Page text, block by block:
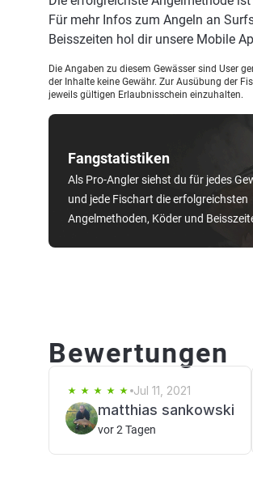
Fangstatistiken
Als Pro-Angler siehst du für jedes
und jede Fischart die erfolgreichsten
Angelmethoden, Köder und
Für mehr Infos zum Angeln an
Beisszeiten hol dir unsere Mobile
Die Angaben zu diesem Gewässer sind User
der Inhalte keine Gewähr. Zur Ausübung der
jeweils gültigen Erlaubnisschein einzuhalten.
Bewertungen
Jul 11, 2021
matthias sankowski
vor 2 Tagen